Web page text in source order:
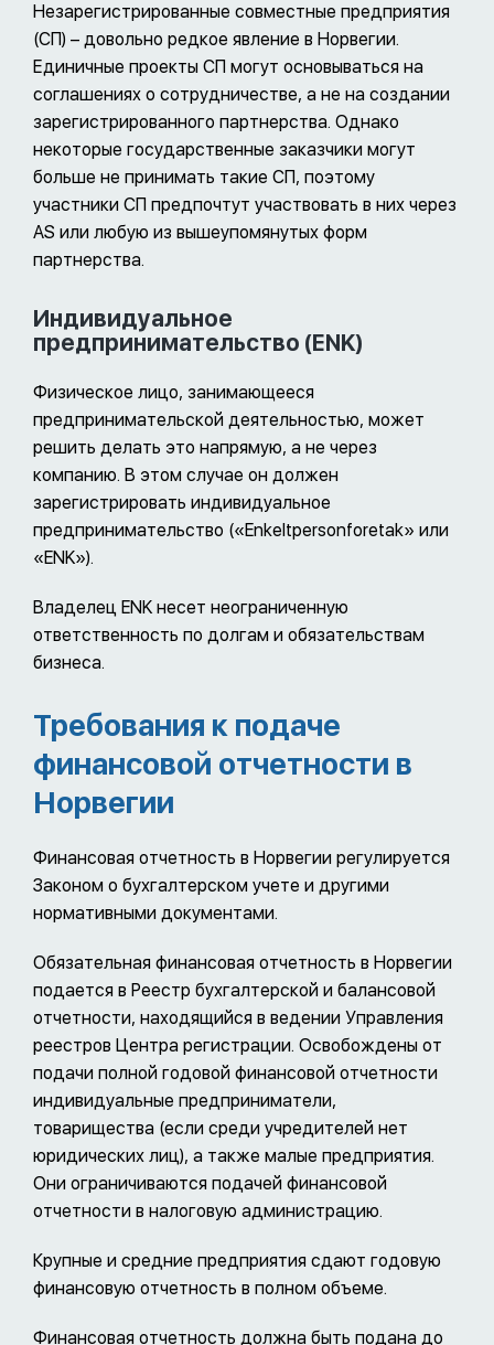
Незарегистрированные совместные предприятия
(СП) – довольно редкое явление в Норвегии.
Единичные проекты СП могут основываться на
соглашениях о сотрудничестве, а не на создании
зарегистрированного партнерства. Однако
некоторые государственные заказчики могут
больше не принимать такие СП, поэтому
участники СП предпочтут участвовать в них через
AS или любую из вышеупомянутых форм
партнерства.
Индивидуальное
предпринимательство (ENK)
Физическое лицо, занимающееся
предпринимательской деятельностью, может
решить делать это напрямую, а не через
компанию. В этом случае он должен
зарегистрировать индивидуальное
предпринимательство («Enkeltpersonforetak» или
«ENK»).
Владелец ENK несет неограниченную
ответственность по долгам и обязательствам
бизнеса.
Требования к подаче
финансовой отчетности в
Норвегии
Финансовая отчетность в Норвегии регулируется
Законом о бухгалтерском учете и другими
нормативными документами.
Обязательная финансовая отчетность в Норвегии
подается в Реестр бухгалтерской и балансовой
отчетности, находящийся в ведении Управления
реестров Центра регистрации. Освобождены от
подачи полной годовой финансовой отчетности
индивидуальные предприниматели,
товарищества (если среди учредителей нет
юридических лиц), а также малые предприятия.
Они ограничиваются подачей финансовой
отчетности в налоговую администрацию.
Крупные и средние предприятия сдают годовую
финансовую отчетность в полном объеме.
Финансовая отчетность должна быть подана до